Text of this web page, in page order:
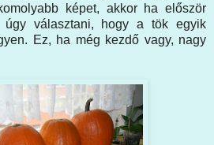
képet, akkor ha először
úgy választani, hogy a tök egyik
Ez, ha még kezdő vagy, nagy